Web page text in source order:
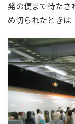
発の便まで待たさ
め切られたときは